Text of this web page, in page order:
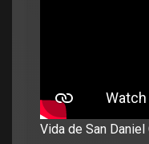
Vida de San Daniel